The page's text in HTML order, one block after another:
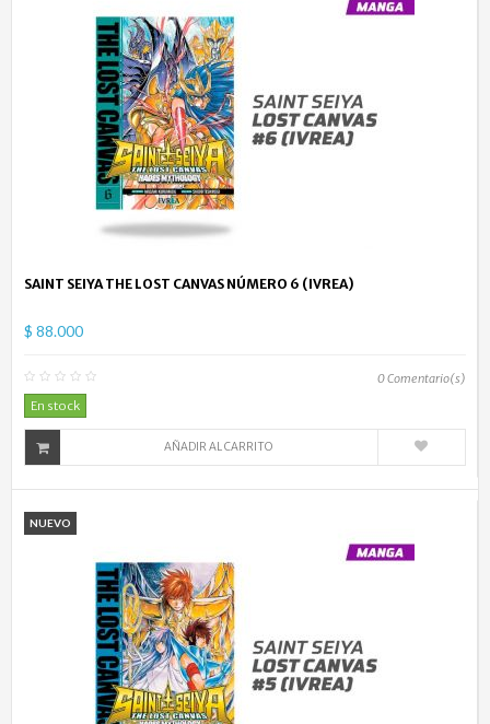
SAINT SEIYA THE LOST CANVAS NÚMERO 6 (IVREA)
$ 88.000
0Comentario(s)
En stock
AÑADIR AL CARRITO
NUEVO